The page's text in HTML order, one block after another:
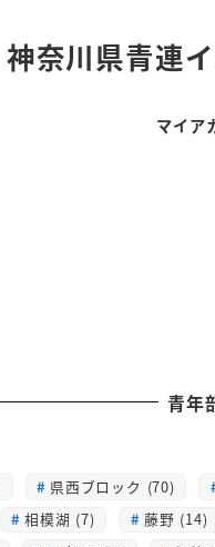
神奈川県青連
マイア
青年
県西ブロック (70)
相模湖 (7) 藤野 (14)